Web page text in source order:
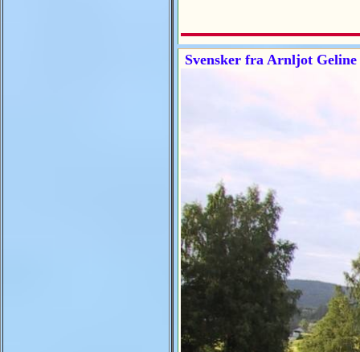
Svensker fra Arnljot Geline